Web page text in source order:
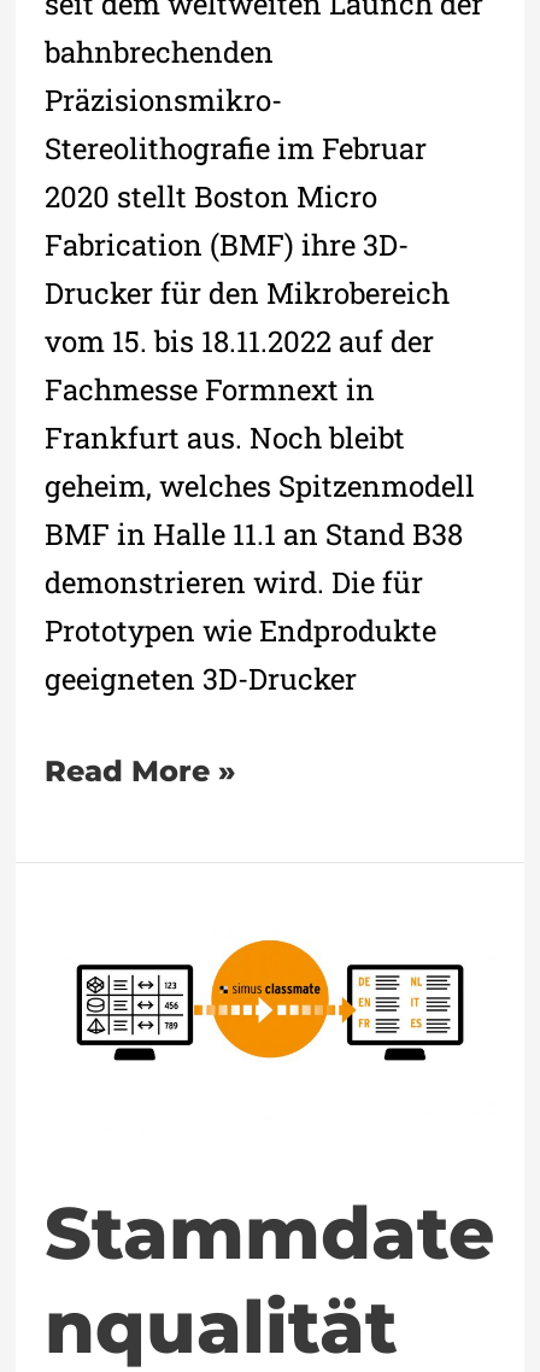
bahnbrechenden
Präzisionsmikro-
Stereolithografie im Februar
2020 stellt Boston Micro
Fabrication (BMF) ihre 3D-
Drucker für den Mikrobereich
vom 15. bis 18.11.2022 auf der
Fachmesse Formnext in
Frankfurt aus. Noch bleibt
geheim, welches Spitzenmodell
BMF in Halle 11.1 an Stand B38
demonstrieren wird. Die für
Prototypen wie Endprodukte
geeigneten 3D-Drucker
Read More »
Stammdate
nqualität
schafft
Mehrwert